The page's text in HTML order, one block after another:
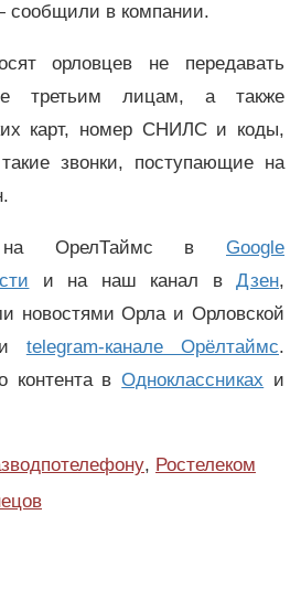
сообщили в компании.
орловцев не передавать
третьим лицам, а также
карт, номер СНИЛС и коды,
звонки, поступающие на
на ОрелТаймс в Google
и на наш канал вДзен,
новостями Орла и Орловской
telegram-канале Орёлтаймс.
контента вОдноклассниках и
, Ростелеком